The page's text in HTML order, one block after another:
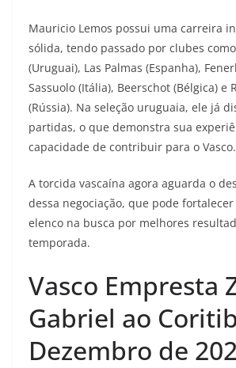
Mauricio Lemos possui uma carreira
sólida, tendo passado por clubes
(Uruguai), Las Palmas (Espanha),
Sassuolo (Itália), Beerschot (Bélgica) e
(Rússia). Na seleção uruguaia, ele já
partidas, o que demonstra sua
capacidade de contribuir para o Vasco.
A torcida vascaína agora aguarda o
dessa negociação, que pode
elenco na busca por melhores
temporada.
Vasco Empresta
Gabriel ao
Dezembro de